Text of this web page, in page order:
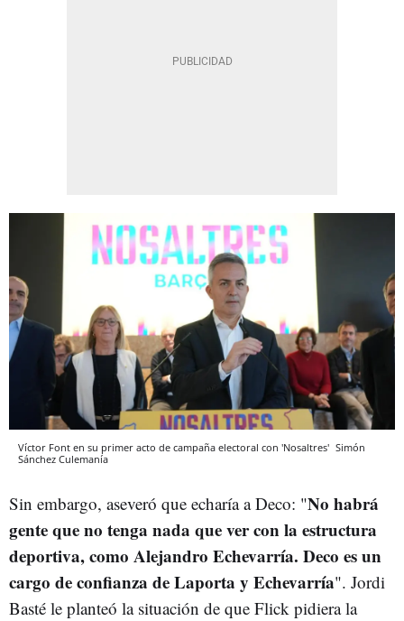
Víctor Font en su primer acto de campaña electoral con 'Nosaltres' Simón
Sánchez Culemanía
Sin embargo, aseveró que echaría a Deco: "No habrá
gente que no tenga nada que ver con la estructura
deportiva, como Alejandro Echevarría. Deco es un
cargo de confianza de Laporta y Echevarría". Jordi
Basté le planteó la situación de que Flick pidiera la